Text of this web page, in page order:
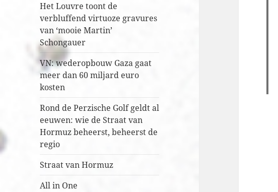
Het Louvre toont de
verbluffend virtuoze gravures
van ‘mooie Martin’
Schongauer
VN: wederopbouw Gaza gaat
meer dan 60 miljard euro
kosten
Rond de Perzische Golf geldt al
eeuwen: wie de Straat van
Hormuz beheerst, beheerst de
regio
Straat van Hormuz
All in One